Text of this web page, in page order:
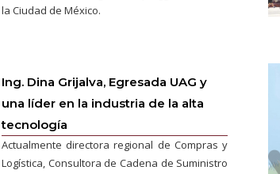
la Ciudad de México.
Ing. Dina Grijalva, Egresada UAG y
una líder en la industria de la alta
tecnología
Actualmente directora regional de Compras y
Logística, Consultora de Cadena de Suministro